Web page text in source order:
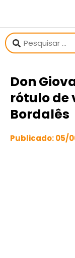
Don
rótulo de
Bordalês
Publicado:05/